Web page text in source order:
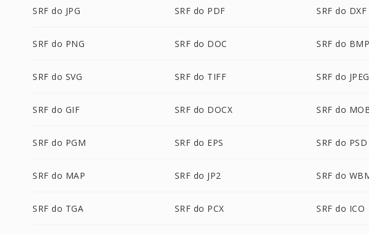
SRF do JPG SRF do PDF SRF do DXF
SRF do PNG SRF do DOC SRF do BMP
SRF do SVG SRF do TIFF SRF do JPEG
SRF do GIF SRF do DOCX SRF do
SRF do PGM SRF do EPS SRF do PSD
SRF do MAP SRF do JP2 SRF do
SRF do TGA SRF do PCX SRF do ICO